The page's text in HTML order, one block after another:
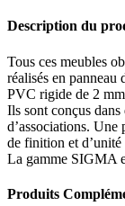
Description du
Tous ces meubles
réalisés en panneau
PVC rigide de 2
Ils sont conçus dans
d’associations.
de finition et d’unité
La gamme SIGMA
Produits